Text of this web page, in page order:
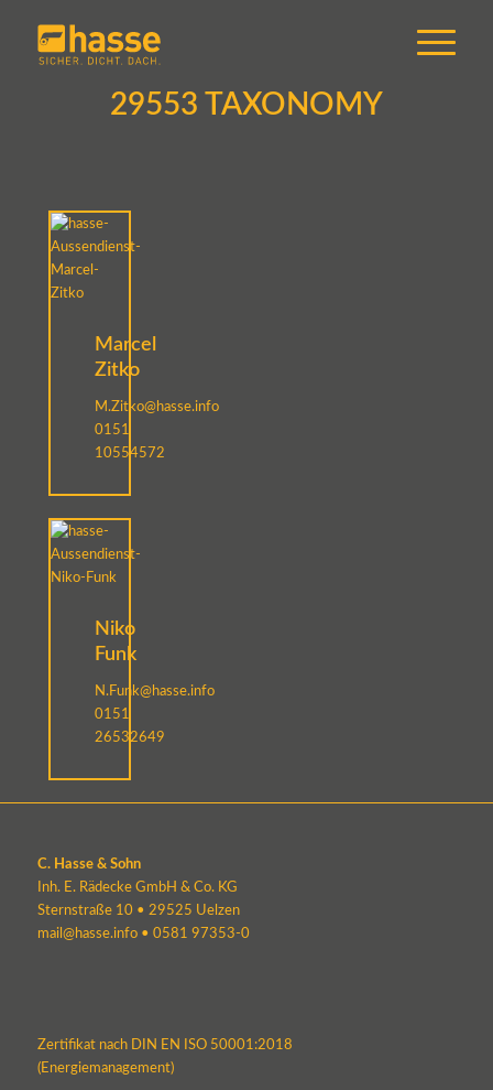
29553 TAXONOMY
Marcel
Zitko
M.Zitko@hasse.info
0151
10554572
Niko
Funk
N.Funk@hasse.info
0151
26532649
C. Hasse & Sohn
Inh. E. Rädecke GmbH & Co. KG
Sternstraße 10 • 29525 Uelzen
mail@hasse.info• 0581 97353-0
Zertifikat nach DIN EN ISO 50001:2018
(Energiemanagement)